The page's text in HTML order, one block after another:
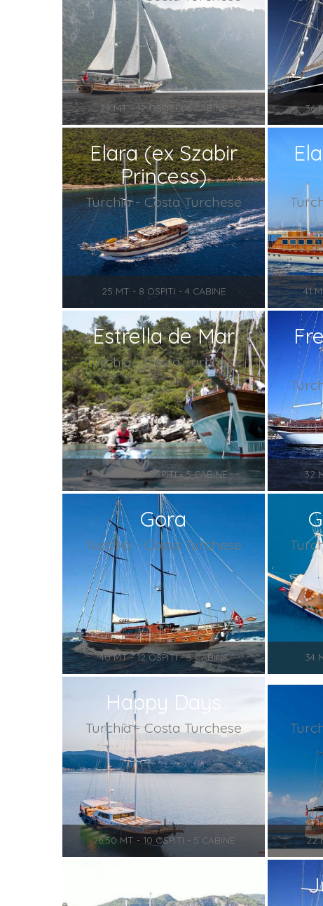
29 MT - 12 OSPITI - 6 CABINE 36
Elara (ex Szabir
Princess)
Turchia - Costa Turchese
25 MT - 8 OSPITI - 4 CABINE 41
Estrella de Mar
Turchia - Costa Turchese
34 MT - 10 OSPITI - 5 CABINE 32
Gora
Turchia - Costa Turchese
40 MT - 12 OSPITI - 5 CABINE 34
Happy Days
Turchia - Costa Turchese
26,50 MT - 10 OSPITI - 5 CABINE 22